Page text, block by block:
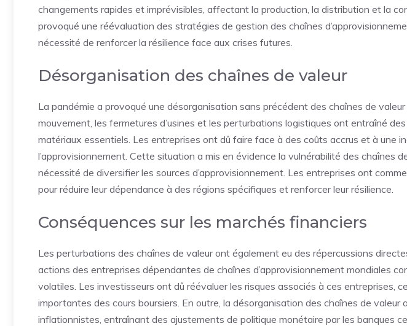
changements rapides et imprévisibles, affectant la production, la distribution et la
provoqué une réévaluation des stratégies de gestion des chaînes
nécessité de renforcer la résilience face aux crises futures.
Désorganisation des chaînes de valeur
La pandémie a provoqué une désorganisation sans précédent des chaînes de
mouvement, les fermetures d’usines et les perturbations logistiques ont entraîné
matériaux essentiels. Les entreprises ont dû faire face à des coûts accrus et à une
l’approvisionnement. Cette situation a mis en évidence la vulnérabilité des chaînes
nécessité de diversifier les sources d’approvisionnement. Les entreprises ont
pour réduire leur dépendance à des régions spécifiques et renforcer leur résilience.
Conséquences sur les marchés financiers
Les perturbations des chaînes de valeur ont également eu des répercussions
actions des entreprises dépendantes de chaînes d’approvisionnement mondiales
volatiles. Les investisseurs ont dû réévaluer les risques associés à ces entreprises,
importantes des cours boursiers. En outre, la désorganisation des chaînes de valeur
inflationnistes, entraînant des ajustements de politique monétaire par les banques